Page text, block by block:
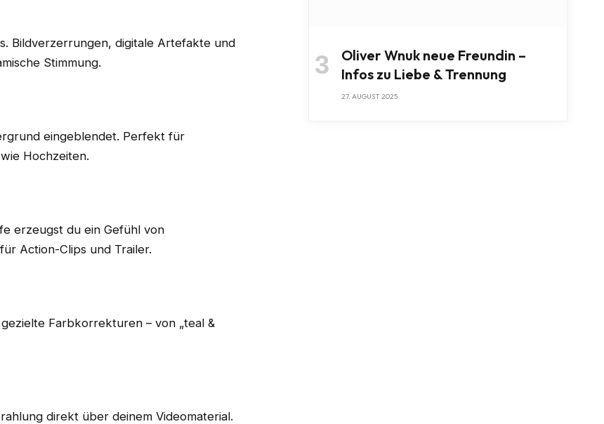
Bildverzerrungen, digitale Artefakte und
Stimmung.
eingeblendet. Perfekt für
Hochzeiten.
erzeugst du ein Gefühl von
Action-Clips und Trailer.
Farbkorrekturen – von „teal &
direkt über deinem Videomaterial.
Oliver Wnuk neue Freundin –
Infos zu Liebe & Trennung
27. AUGUST 2025